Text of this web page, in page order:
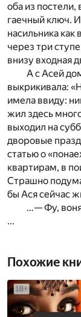
оба из
гаечный ключ. И
насильника
через три
внизу входная
А с Асей
выкрикивала:
имела ввиду:
жил здесь
выходил на
дворовые
статью о
квартирам, в
Страшно
бы Ася сейчас
…— Фу,
...
Похожие